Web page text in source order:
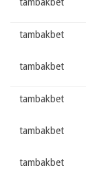
tambakbet
tambakbet
tambakbet
tambakbet
tambakbet
tambakbet